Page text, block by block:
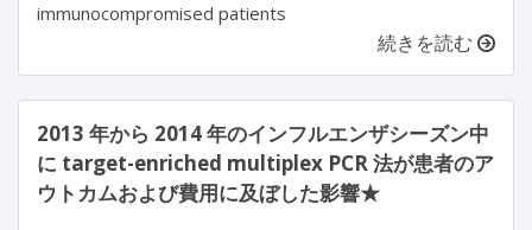
immunocompromised patients
続きを読む
2013 年から 2014 年のインフルエンザシーズン中
に target-enriched multiplex PCR 法が患者のア
ウトカムおよび費用に及ぼした影響★